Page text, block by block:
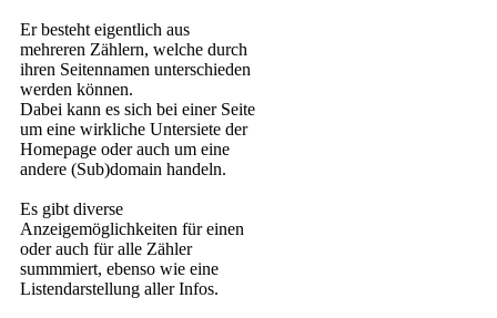
Er besteht eigentlich aus
mehreren Zählern, welche durch
ihren Seitennamen unterschieden
werden können.
Dabei kann es sich bei einer Seite
um eine wirkliche Untersiete der
Homepage oder auch um eine
andere (Sub)domain handeln.
Es gibt diverse
Anzeigemöglichkeiten für einen
oder auch für alle Zähler
summmiert, ebenso wie eine
Listendarstellung aller Infos.